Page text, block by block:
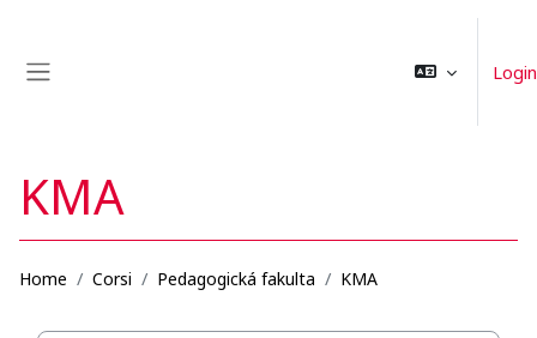
Login
KMA
Home Corsi Pedagogická fakulta KMA